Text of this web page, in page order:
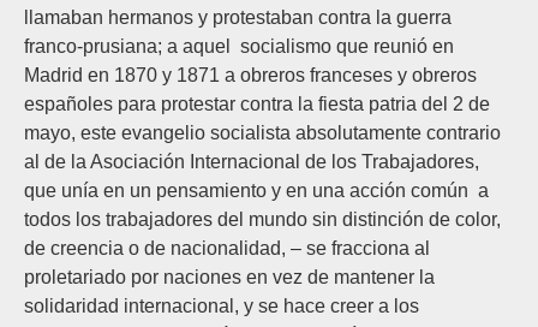
llamaban hermanos y protestaban contra la guerra
franco-prusiana; a aquel socialismo que reunió en
Madrid en 1870 y 1871 a obreros franceses y obreros
españoles para protestar contra la fiesta patria del 2 de
mayo, este evangelio socialista absolutamente contrario
al de la Asociación Internacional de los Trabajadores,
que unía en un pensamiento y en una acción común a
todos los trabajadores del mundo sin distinción de color,
de creencia o de nacionalidad, – se fracciona al
proletariado por naciones en vez de mantener la
solidaridad internacional, y se hace creer a los